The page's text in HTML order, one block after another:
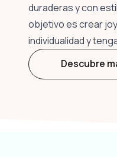
duraderas y con
objetivo es crear
individualidad y
Descubre